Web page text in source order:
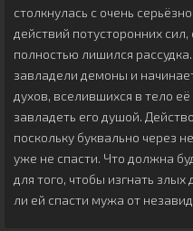
столкнулась с очень
действий потусторонних сил,
полностью лишился
завладели демоны и
духов, вселившихся в тело
завладеть его душой.
поскольку буквально через
уже не спасти. Что должна
для того, чтобы изгнать злых
ли ей спасти мужа от